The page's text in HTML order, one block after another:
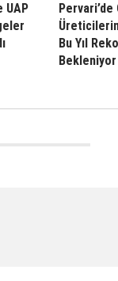
UAP
Pervari’de
Bu Yıl
Bekleniyor